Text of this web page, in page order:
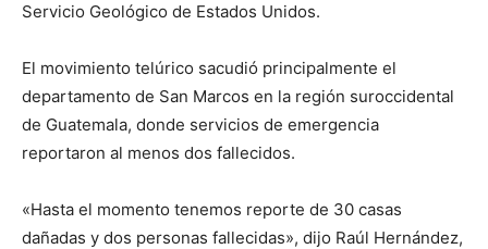
Servicio Geológico de Estados Unidos.
El movimiento telúrico sacudió principalmente el
departamento de San Marcos en la región suroccidental
de Guatemala, donde servicios de emergencia
reportaron al menos dos fallecidos.
«Hasta el momento tenemos reporte de 30 casas
dañadas y dos personas fallecidas», dijo Raúl Hernández,